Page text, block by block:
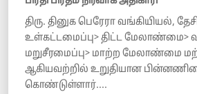
திரு. தினுக பெரேரா வங்கியியல்,
உள்கட்டமைப்பு> திட்ட
மறுசீரமைப்பு> மாற்ற மேலாண்மை
ஆகியவற்றில் உறுதியான
கொண்டுள்ளார்....